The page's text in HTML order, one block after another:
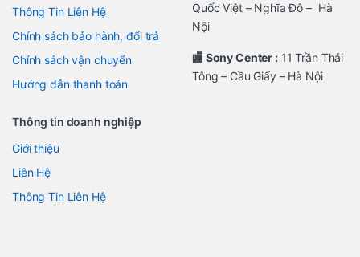
Thông Tin Liên Hệ
Chính sách bảo hành, đổi trả
Chính sách vận chuyển
Hướng dẫn thanh toán
Quốc Việt – Nghĩa Đô – Hà
Nội
🏬 Sony Center :11 Trần Thái
Tông – Cầu Giấy – Hà Nội
Thông tin doanh nghiệp
Giới thiệu
Liên Hệ
Thông Tin Liên Hệ